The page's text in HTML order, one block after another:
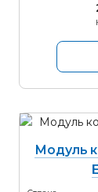
Модуль